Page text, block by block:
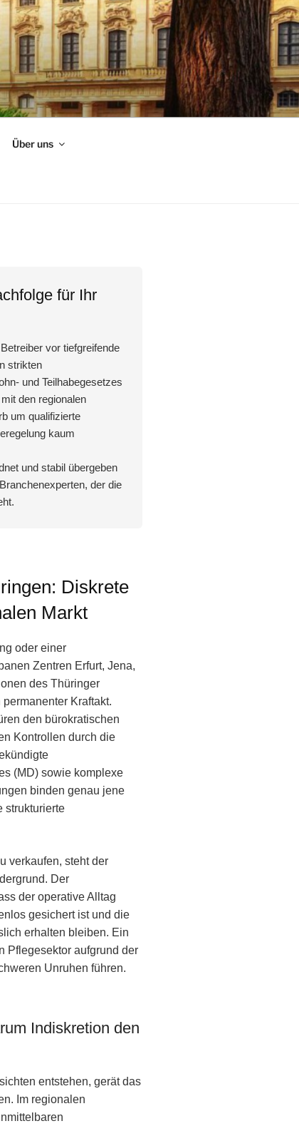
Über uns
für Ihr
vor tiefgreifende
strikten
und Teilhabegesetzes
den regionalen
um qualifizierte
kaum
und stabil übergeben
der die
Diskrete
Markt
oder einer
Zentren Erfurt, Jena,
des Thüringer
Kraftakt.
den bürokratischen
Kontrollen durch die
(MD) sowie komplexe
binden genau jene
strukturierte
verkaufen, steht der
Der
der operative Alltag
gesichert ist und die
erhalten bleiben. Ein
Pflegesektor aufgrund der
Unruhen führen.
Indiskretion den
entstehen, gerät das
Im regionalen